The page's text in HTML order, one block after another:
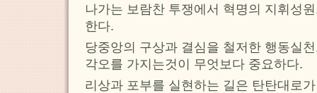
나가는 보람찬 투쟁에서 혁명의 지휘성
한다.
당중앙의 구상과 결심을 철저한 행동실
각오를 가지는것이 무엇보다 중요하다.
리상과 포부를 실현하는 길은 탄탄대로